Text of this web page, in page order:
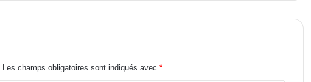
Les champs obligatoires sont indiqués avec *